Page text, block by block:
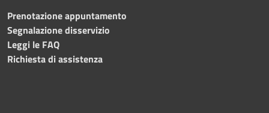
Prenotazione appuntamento
Segnalazione disservizio
Leggi le FAQ
Richiesta di assistenza